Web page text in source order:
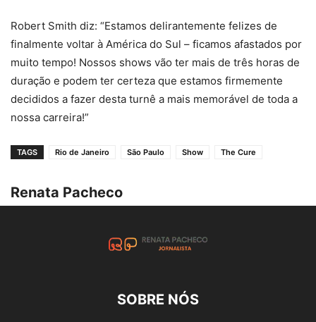
Robert Smith diz: “Estamos delirantemente felizes de
finalmente voltar à América do Sul – ficamos afastados por
muito tempo! Nossos shows vão ter mais de três horas de
duração e podem ter certeza que estamos firmemente
decididos a fazer desta turnê a mais memorável de toda a
nossa carreira!”
TAGS Rio de Janeiro São Paulo Show The Cure
Renata Pacheco
SOBRE NÓS